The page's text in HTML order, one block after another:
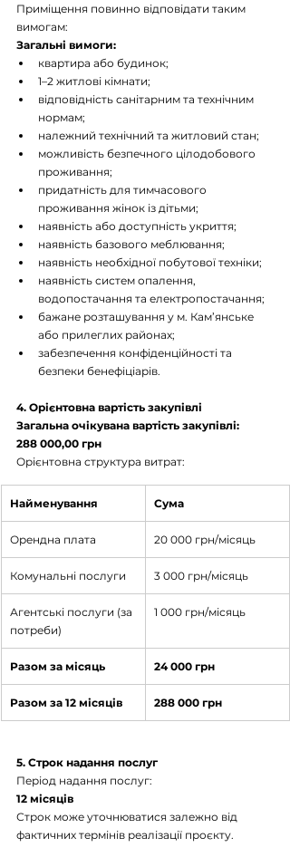
Приміщення повинно відповідати таким
вимогам:
Загальні вимоги:
квартира або будинок;
1–2 житлові кімнати;
відповідність санітарним та технічним
нормам;
належний технічний та житловий стан;
можливість безпечного цілодобового
проживання;
придатність для тимчасового
проживання жінок із дітьми;
наявність або доступність укриття;
наявність базового меблювання;
наявність необхідної побутової техніки;
наявність систем опалення,
водопостачання та електропостачання;
бажане розташування у м. Кам’янське
або прилеглих районах;
забезпечення конфіденційності та
безпеки бенефіціарів.
4. Орієнтовна вартість закупівлі
Загальна очікувана вартість закупівлі:
288 000,00 грн
Орієнтовна структура витрат:
Найменування Сума
Орендна плата 20 000 грн/місяць
Комунальні послуги 3 000 грн/місяць
Агентські послуги (за
потреби)
1 000 грн/місяць
Разом за місяць 24 000 грн
Разом за 12 місяців 288 000 грн
5. Строк надання послуг
Період надання послуг:
12 місяців
Строк може уточнюватися залежно від
фактичних термінів реалізації проєкту.